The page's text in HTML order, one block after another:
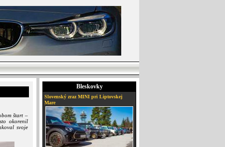
štart –
okorenil
svoje
Bleskovky
Slovenský zraz MINI pri Liptovskej
Mare